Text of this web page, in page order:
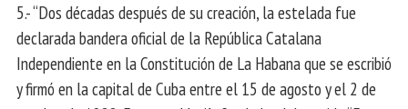
5.- “Dos décadas después de su creación, la estelada fue
declarada bandera oficial de la República Catalana
Independiente en la Constitución de La Habana que se escribió
y firmó en la capital de Cuba entre el 15 de agosto y el 2 de